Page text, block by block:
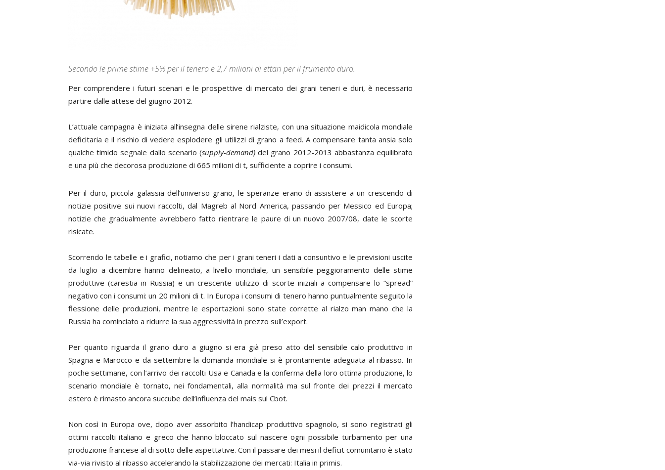
Secondo le prime stime +5% per il tenero e 2,7 milioni di ettari per il frumento duro.
Per comprendere i futuri scenari e le prospettive di mercato dei grani teneri e duri, è necessario
partire dalle attese del giugno 2012.
L’attuale campagna è iniziata all’insegna delle sirene rialziste, con una situazione maidicola mondiale
deficitaria e il rischio di vedere esplodere gli utilizzi di grano a feed. A compensare tanta ansia solo
qualche timido segnale dallo scenario (supply-demand) del grano 2012-2013 abbastanza equilibrato
e una più che decorosa produzione di 665 milioni di t, sufficiente a coprire i consumi.
Per il duro, piccola galassia dell’universo grano, le speranze erano di assistere a un crescendo di
notizie positive sui nuovi raccolti, dal Magreb al Nord America, passando per Messico ed Europa;
notizie che gradualmente avrebbero fatto rientrare le paure di un nuovo 2007/08, date le scorte
risicate.
Scorrendo le tabelle e i grafici, notiamo che per i grani teneri i dati a consuntivo e le previsioni uscite
da luglio a dicembre hanno delineato, a livello mondiale, un sensibile peggioramento delle stime
produttive (carestia in Russia) e un crescente utilizzo di scorte iniziali a compensare lo “spread”
negativo con i consumi: un 20 milioni di t. In Europa i consumi di tenero hanno puntualmente seguito la
flessione delle produzioni, mentre le esportazioni sono state corrette al rialzo man mano che la
Russia ha cominciato a ridurre la sua aggressività in prezzo sull’export.
Per quanto riguarda il grano duro a giugno si era già preso atto del sensibile calo produttivo in
Spagna e Marocco e da settembre la domanda mondiale si è prontamente adeguata al ribasso. In
poche settimane, con l’arrivo dei raccolti Usa e Canada e la conferma della loro ottima produzione, lo
scenario mondiale è tornato, nei fondamentali, alla normalità ma sul fronte dei prezzi il mercato
estero è rimasto ancora succube dell’influenza del mais sul Cbot.
Non così in Europa ove, dopo aver assorbito l’handicap produttivo spagnolo, si sono registrati gli
ottimi raccolti italiano e greco che hanno bloccato sul nascere ogni possibile turbamento per una
produzione francese al di sotto delle aspettative. Con il passare dei mesi il deficit comunitario è stato
via-via rivisto al ribasso accelerando la stabilizzazione dei mercati: Italia in primis.